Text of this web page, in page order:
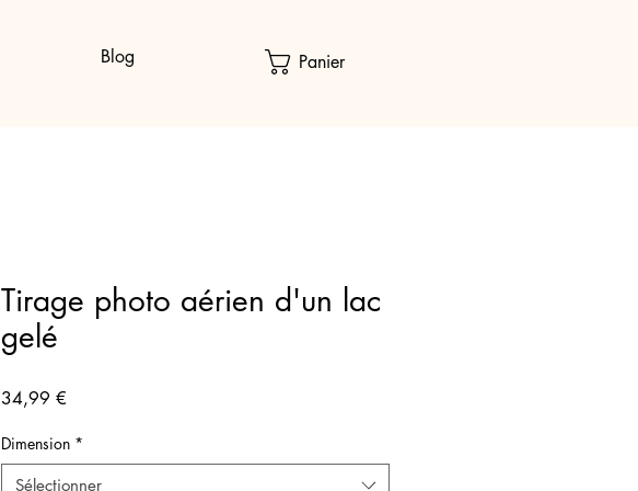
Blog Panier
Tirage photo aérien d'un lac
gelé
34,99 €
Dimension *
Sélectionner